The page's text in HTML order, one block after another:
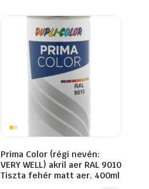
Prima Color (régi nevén:
VERY WELL) akril aer RAL 9010
Tiszta fehér matt aer. 400ml